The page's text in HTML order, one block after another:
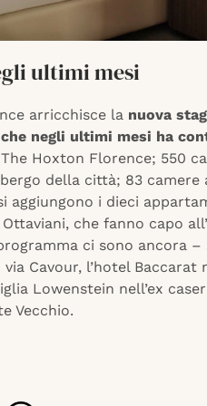
ultimi mesi
arricchisce la nuova
negli ultimi mesi ha
The Hoxton Florence; 550
della città; 83 camere
aggiungono i dieci
che fanno capo
ci sono ancora –
Cavour, l’hotel Baccarat
Lowenstein nell’ex
Vecchio.